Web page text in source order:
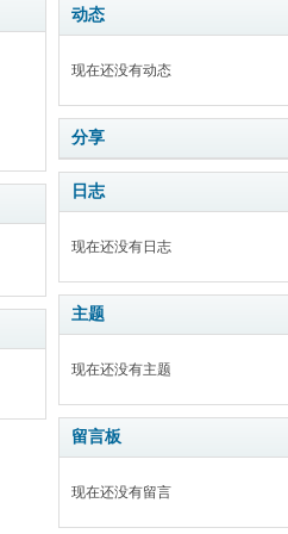
动态
现在还没有动态
分享
日志
现在还没有日志
主题
现在还没有主题
留言板
现在还没有留言